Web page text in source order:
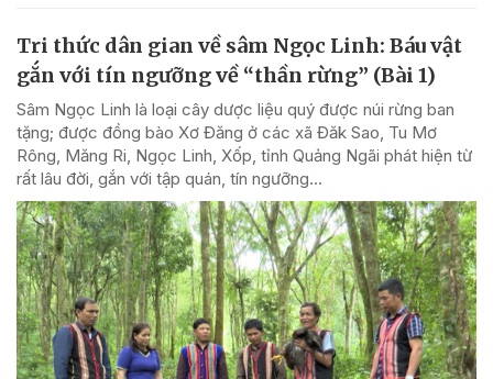
Tri thức dân gian về sâm Ngọc Linh: Báu vật
gắn với tín ngưỡng về “thần rừng” (Bài 1)
Sâm Ngọc Linh là loại cây dược liệu quý được núi rừng ban
tặng; được đồng bào Xơ Đăng ở các xã Đăk Sao, Tu Mơ
Rông, Măng Ri, Ngọc Linh, Xốp, tỉnh Quảng Ngãi phát hiện từ
rất lâu đời, gắn với tập quán, tín ngưỡng...